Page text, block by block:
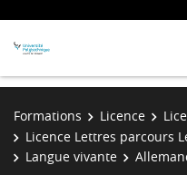
Formations Licence
Licence Lettres parcours
Langue vivante